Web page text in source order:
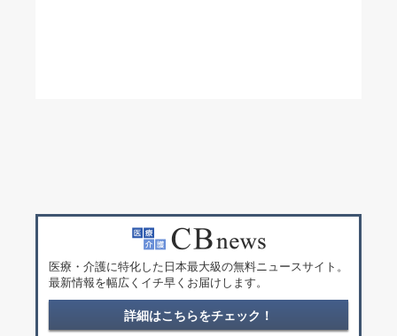
医療・介護に特化した日本最大級の無料ニュースサイト。
最新情報を幅広くイチ早くお届けします。
詳細はこちらをチェック！